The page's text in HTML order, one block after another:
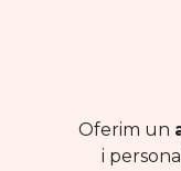
Oferim un
i